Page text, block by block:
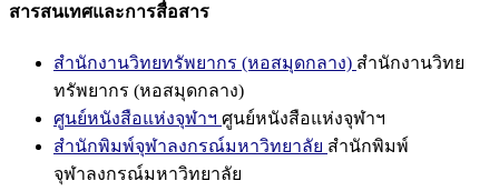
สารสนเทศและการสื่อสาร
สำนักงานวิทยทรัพยากร (หอสมุดกลาง) สำนักงานวิทย
ทรัพยากร (หอสมุดกลาง)
ศูนย์หนังสือแห่งจุฬาฯ ศูนย์หนังสือแห่งจุฬาฯ
สำนักพิมพ์จุฬาลงกรณ์มหาวิทยาลัย สำนักพิมพ์
จุฬาลงกรณ์มหาวิทยาลัย